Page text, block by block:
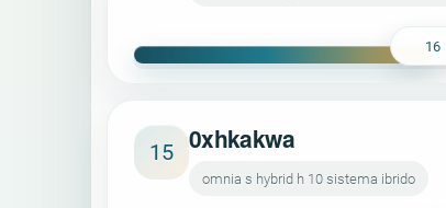
16
15 0xhkakwa
omnia s hybrid h 10 sistema ibrido